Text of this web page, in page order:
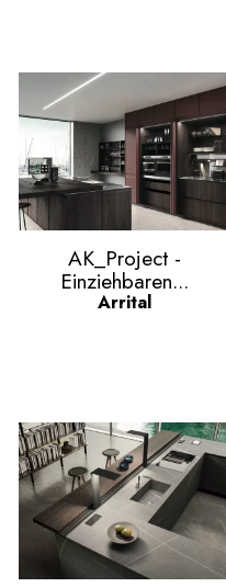
 Vorschau
AK_Project -
Einziehbaren...
Arrital